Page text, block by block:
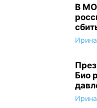
В МО
Био